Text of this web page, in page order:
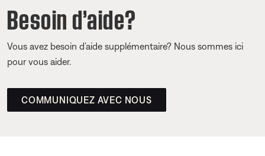
Besoin d’aide?
Vous avez besoin d’aide supplémentaire? Nous sommes ici
pour vous aider.
COMMUNIQUEZ AVEC NOUS